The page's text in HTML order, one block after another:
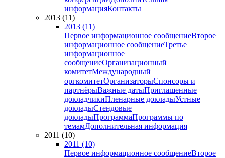
информацияКонтакты
2013 (11)
2013 (11)
Первое информационное сообщениеВторое
информационное сообщениеТретье
информационное
сообщениеОрганизационный
комитетМеждународный
оргкомитетОрганизаторыСпонсоры и
партнёрыВажные датыПриглашенные
докладчикиПленарные докладыУстные
докладыСтендовые
докладыПрограммаПрограммы по
темамДополнительная информация
2011 (10)
2011 (10)
Первое информационное сообщениеВторое